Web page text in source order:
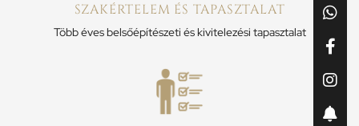
SZAKÉRTELEM ÉS TAPASZTALAT
Több éves belsőépítészeti és kivitelezési tapasztalat